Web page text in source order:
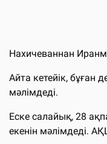
Нахичеваннан
Айта кетейік, бұған
мәлімдеді.
Еске салайық, 28
екенін мәлімдеді.